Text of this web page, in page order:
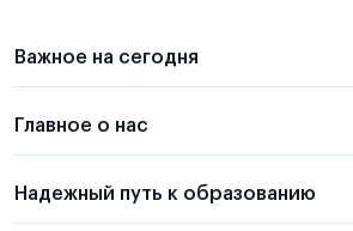
Важное на сегодня
Главное о нас
Надежный путь к образованию